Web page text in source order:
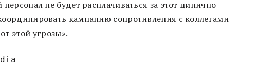
не будет расплачиваться за этот цинично
кампанию сопротивления с коллегами
этой угрозы».